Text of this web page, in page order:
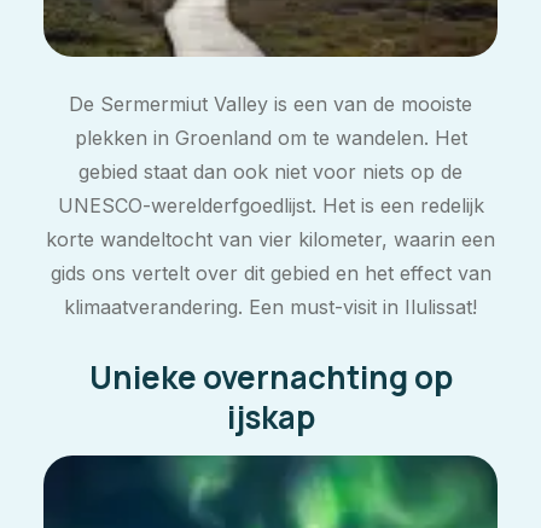
De Sermermiut Valley is een van de mooiste
plekken in Groenland om te wandelen. Het
gebied staat dan ook niet voor niets op de
UNESCO-werelderfgoedlijst. Het is een redelijk
korte wandeltocht van vier kilometer, waarin een
gids ons vertelt over dit gebied en het effect van
klimaatverandering. Een must-visit in Ilulissat!
Unieke overnachting op
ijskap